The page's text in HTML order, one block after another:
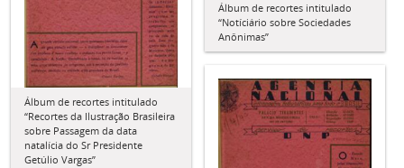
Álbum de recortes intitulado
“Notíciário sobre Sociedades
Anônimas”
Álbum de recortes intitulado
“Recortes da Ilustração Brasileira
sobre Passagem da data
natalícia do Sr Presidente
Getúlio Vargas”